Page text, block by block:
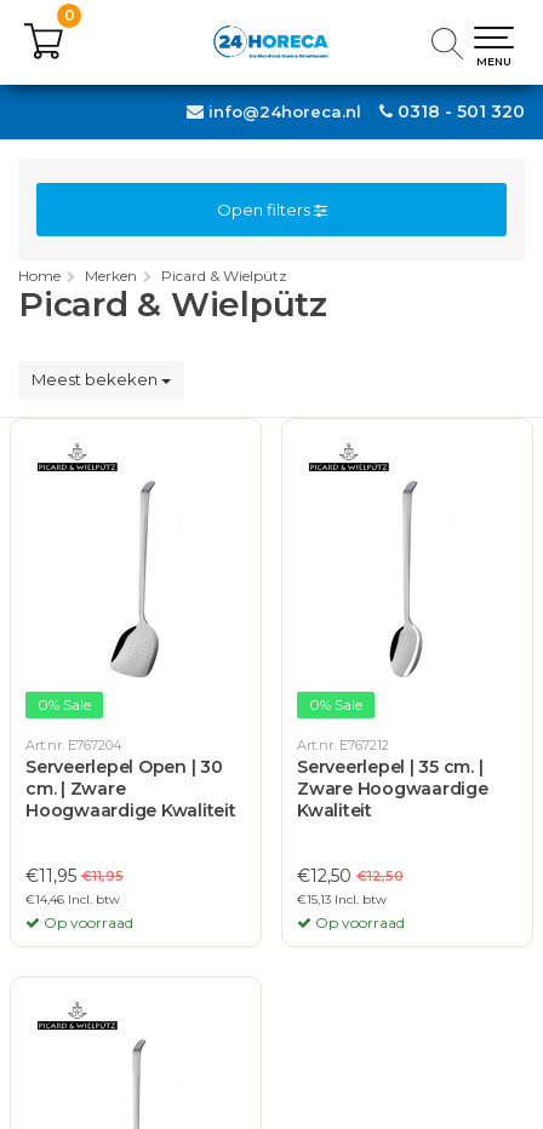
0318 - 501 320
info@24horeca.nl
0
MENU
0
MENU
Open filters
Home Merken Picard & Wielpütz
Picard & Wielpütz
Meest bekeken
0% Sale
Art.nr. E767204
Serveerlepel Open | 30
cm. | Zware
Hoogwaardige Kwaliteit
€11,95 €11,95
€14,46 Incl. btw
Op voorraad
0% Sale
Art.nr. E767212
Serveerlepel | 35 cm. |
Zware Hoogwaardige
Kwaliteit
€12,50 €12,50
€15,13 Incl. btw
Op voorraad